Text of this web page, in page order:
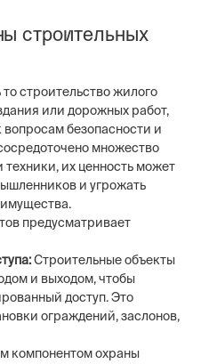
строительных
строительство жилого
или дорожных работ,
безопасности и
множество
их ценность может
и угрожать
предусматривает
Строительные объекты
и выходом, чтобы
доступ. Это
ограждений, заслонов,
компонентом охраны